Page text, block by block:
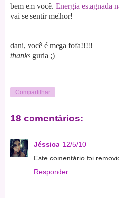
bem em você. Energia estagnada
vai se sentir melhor!
dani, você é mega fofa!!!!!
thanks guria ;)
Compartilhar
18 comentários:
Jéssica 12/5/10
Este comentário foi
Responder